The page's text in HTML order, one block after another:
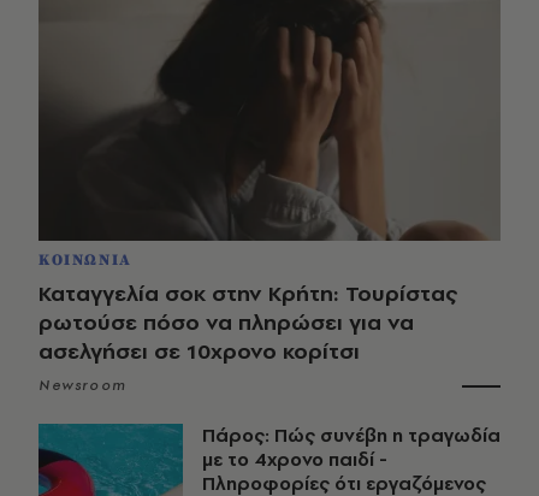
ΚΟΙΝΩΝΙΑ
Καταγγελία σοκ στην Κρήτη: Τουρίστας
ρωτούσε πόσο να πληρώσει για να
ασελγήσει σε 10χρονο κορίτσι
Newsroom
Πάρος: Πώς συνέβη η τραγωδία
με το 4χρονο παιδί -
Πληροφορίες ότι εργαζόμενος